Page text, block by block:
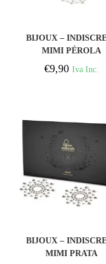
BIJOUX –
MIMI PÉROLA
DOURADO
€9,90 Iva Inc.
BIJOUX –
MIMI PRATA